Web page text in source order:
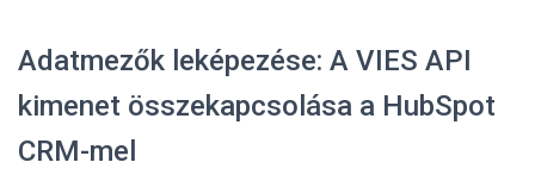
Adatmezők leképezése: A VIES API
kimenet összekapcsolása a HubSpot
CRM-mel